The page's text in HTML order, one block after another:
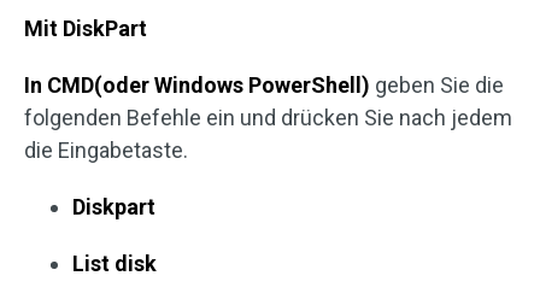
Mit DiskPart
In CMD(oder Windows PowerShell) geben Sie die
folgenden Befehle ein und drücken Sie nach jedem
die Eingabetaste.
Diskpart
List disk